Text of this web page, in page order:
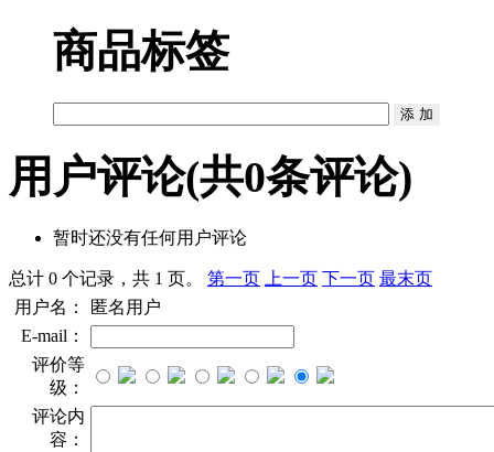
商品标签
用户评论(共0条评论)
暂时还没有任何用户评论
总计 0 个记录，共 1 页。 第一页 上一页 下一页 最末页
用户名：
匿名用户
E-mail：
评价等
级：
评论内
容：